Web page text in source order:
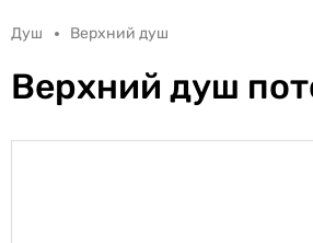
Душ Верхний душ
Верхний душ